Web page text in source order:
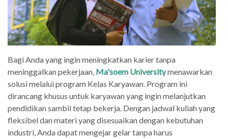
Bagi Anda yang ingin meningkatkan karier tanpa
meninggalkan pekerjaan, Ma'soem Universitymenawarkan
solusi melalui program Kelas Karyawan. Program ini
dirancang khusus untuk karyawan yang ingin melanjutkan
pendidikan sambil tetap bekerja. Dengan jadwal kuliah yang
fleksibel dan materi yang disesuaikan dengan kebutuhan
industri, Anda dapat mengejar gelar tanpa harus